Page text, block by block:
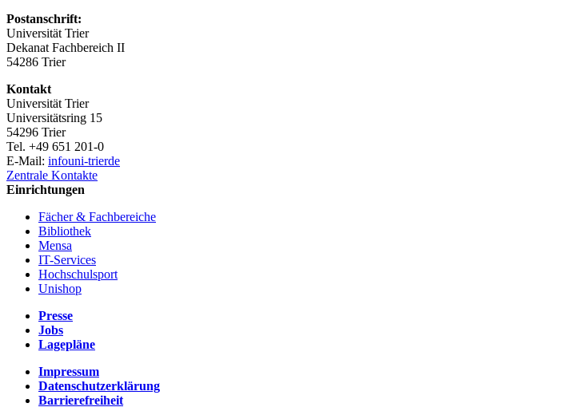
Postanschrift:
Universität Trier
Dekanat Fachbereich II
54286 Trier
Kontakt
Universität Trier
Universitätsring 15
54296 Trier
Tel. +49 651 201-0
E-Mail: infouni-trierde
Zentrale Kontakte
Einrichtungen
Fächer & Fachbereiche
Bibliothek
Mensa
IT-Services
Hochschulsport
Unishop
Presse
Jobs
Lagepläne
Impressum
Datenschutzerklärung
Barrierefreiheit